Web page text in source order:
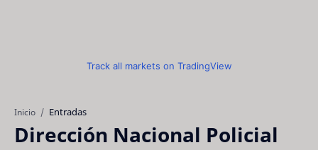
Track all markets on TradingView
Inicio Entradas
Dirección Nacional Policial